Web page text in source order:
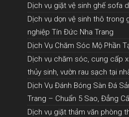
Dịch vụ giặt vệ sinh ghế sofa
Dịch vụ dọn vệ sinh thô trong
nghiệp Tín Đức Nha Trang
Dịch Vụ Chăm Sóc Mộ Phần
Dịch vụ chăm sóc, cung cấp
thủy sinh, vườn rau sạch tại
Dịch Vụ Đánh Bóng Sàn Đá
Trang – Chuẩn 5 Sao, Đẳng
Dịch vụ giặt thảm văn phòng